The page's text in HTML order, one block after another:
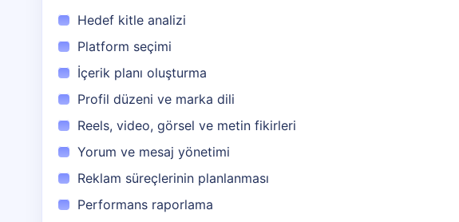
Hedef kitle analizi
Platform seçimi
İçerik planı oluşturma
Profil düzeni ve marka dili
Reels, video, görsel ve metin fikirleri
Yorum ve mesaj yönetimi
Reklam süreçlerinin planlanması
Performans raporlama